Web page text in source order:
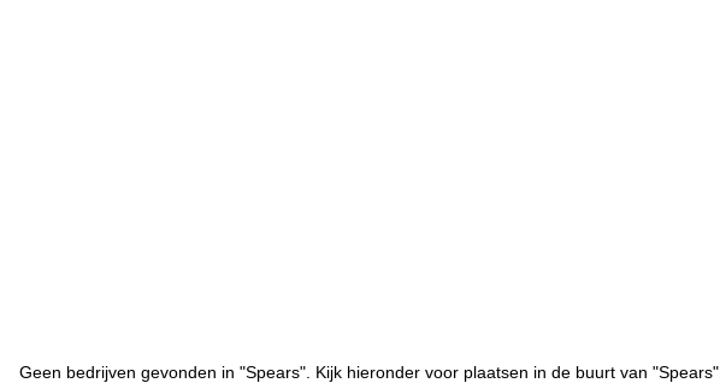
Geen bedrijven gevonden in "Spears". Kijk hieronder voor plaatsen in de buurt van "Spears".